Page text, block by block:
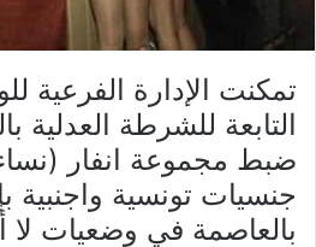
تمكنت الإدارة الفرعية
التابعة للشرطة العدلية
ضبط مجموعة انفار
جنسيات تونسية واجنبية
بالعاصمة في وضعيات لا